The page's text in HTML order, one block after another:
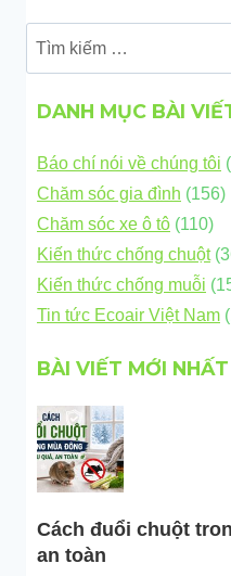
Tìm
kiếm
cho:
DANH MỤC BÀI
Báo chí nói về chúng tôi
Chăm sóc gia đình (156)
Chăm sóc xe ô tô (110)
Kiến thức chống chuột
Kiến thức chống muỗi
Tin tức Ecoair Việt Nam
BÀI VIẾT MỚI NHẤT
Cách đuổi chuột
an toàn